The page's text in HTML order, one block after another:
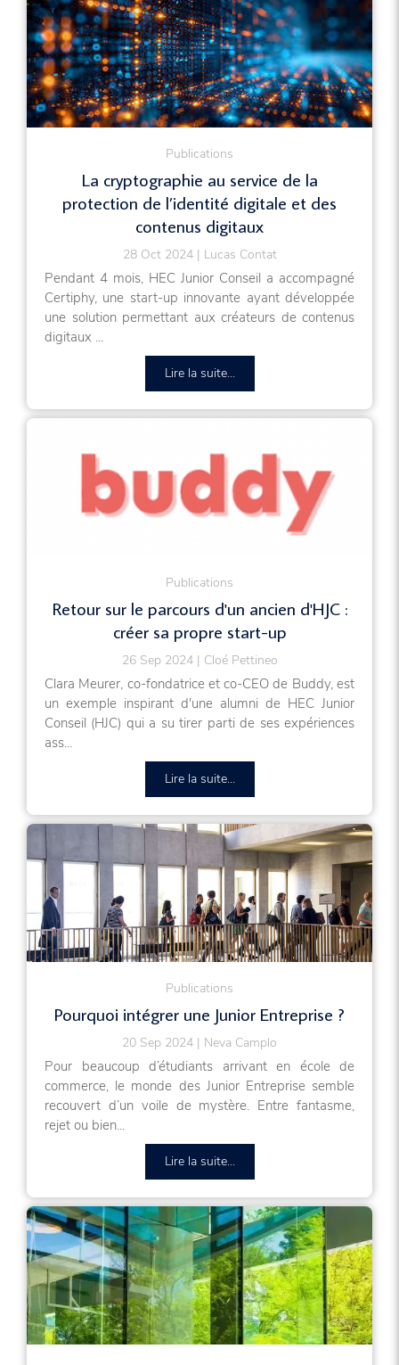
Publications
La cryptographie au service de la
protection de l’identité digitale et des
contenus digitaux
28 Oct 2024 Lucas Contat
Pendant 4 mois, HEC Junior Conseil a accompagné
Certiphy, une start-up innovante ayant développée
une solution permettant aux créateurs de contenus
digitaux ...
Lire la suite...
Publications
Retour sur le parcours d'un ancien d'HJC :
créer sa propre start-up
26 Sep 2024 Cloé Pettineo
Clara Meurer, co-fondatrice et co-CEO de Buddy, est
un exemple inspirant d'une alumni de HEC Junior
Conseil (HJC) qui a su tirer parti de ses expériences
ass...
Lire la suite...
Publications
Pourquoi intégrer une Junior Entreprise ?
20 Sep 2024 Neva Camplo
Pour beaucoup d’étudiants arrivant en école de
commerce, le monde des Junior Entreprise semble
recouvert d’un voile de mystère. Entre fantasme,
rejet ou bien...
Lire la suite...